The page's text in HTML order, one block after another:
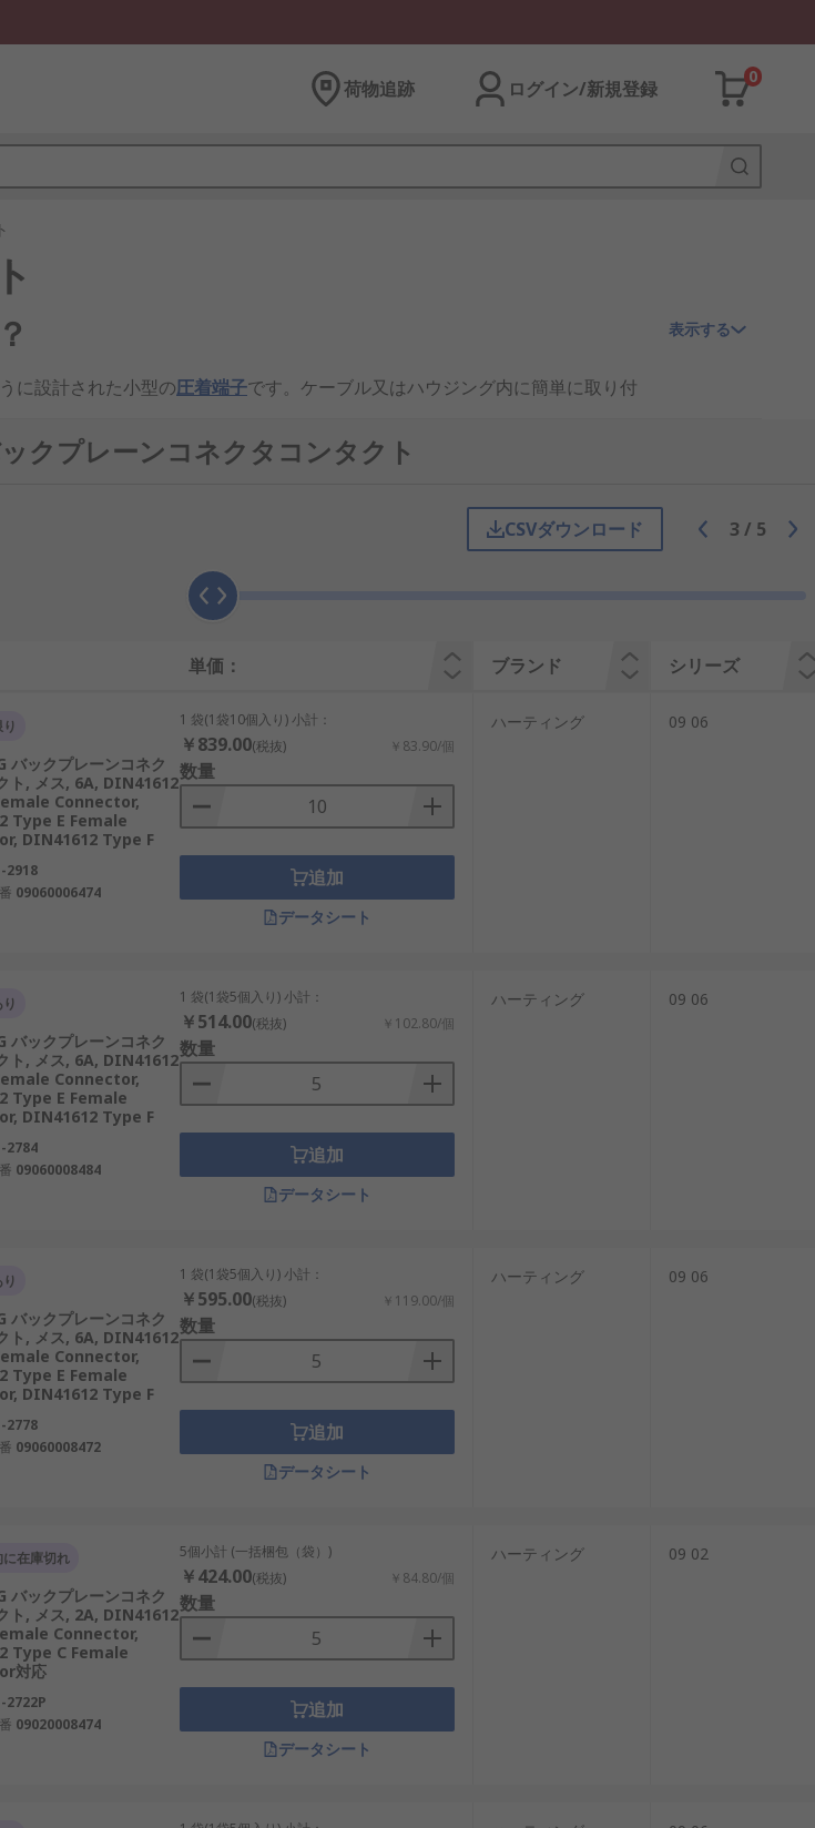
荷物追跡 ログイン/新規登録
0
に設計された小型の圧着端子です。ケーブル又はハウジング内に簡単に取り付
応じて、さまざまなめっき(金、ニッケル、パラジウム、銀など)が施されてい
じ止めのものがあります。
表示する
クプレーンコネクタコンタクト
CSVダウンロード 3 / 5
単価： ブランド シリーズ
バックプレーンコネク
ト, メス, 6A, DIN41612
Connector,
Type E Female
DIN41612 Type F
2918
09060006474
1 袋(1袋10個入り) 小計：
￥839.00(税抜) ￥83.90/個
数量
追加
データシート
ハーティング 09 06
バックプレーンコネク
ト, メス, 6A, DIN41612
Connector,
Type E Female
DIN41612 Type F
2784
09060008484
1 袋(1袋5個入り) 小計：
￥514.00(税抜) ￥102.80/個
数量
追加
データシート
ハーティング 09 06
バックプレーンコネク
ト, メス, 6A, DIN41612
Connector,
Type E Female
DIN41612 Type F
2778
09060008472
1 袋(1袋5個入り) 小計：
￥595.00(税抜) ￥119.00/個
数量
追加
データシート
ハーティング 09 06
に在庫切れ
バックプレーンコネク
ト, メス, 2A, DIN41612
Connector,
Type C Female
対応
2722P
09020008474
5個小計 (一括梱包（袋）)
￥424.00(税抜) ￥84.80/個
数量
追加
データシート
ハーティング 09 02